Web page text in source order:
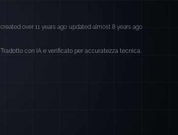
created over 11 years ago updated almost 8 years ago
Tradotto con IA e verificato per accuratezza tecnica.